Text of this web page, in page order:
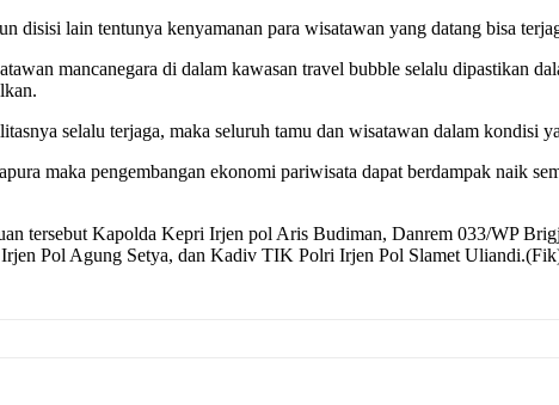
disisi lain tentunya kenyamanan para wisatawan yang datang bisa
mancanegara di dalam kawasan travel bubble selalu dipastikan
selalu terjaga, maka seluruh tamu dan wisatawan dalam kondisi
maka pengembangan ekonomi pariwisata dapat berdampak naik
tersebut Kapolda Kepri Irjen pol Aris Budiman, Danrem 033/WP
Pol Agung Setya, dan Kadiv TIK Polri Irjen Pol Slamet